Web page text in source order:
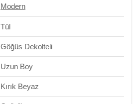
Modern
Tül
Göğüs Dekolteli
Uzun Boy
Kırık Beyaz